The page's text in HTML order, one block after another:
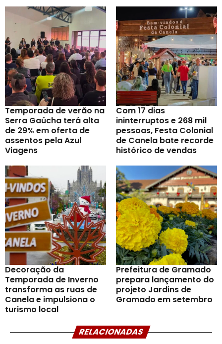
Temporada de verão na
Serra Gaúcha terá alta
de 29% em oferta de
assentos pela Azul
Viagens
Com 17 dias
ininterruptos e 268 mil
pessoas, Festa Colonial
de Canela bate recorde
histórico de vendas
Decoração da
Temporada de Inverno
transforma as ruas de
Canela e impulsiona o
turismo local
Prefeitura de Gramado
prepara lançamento do
projeto Jardins de
Gramado em setembro
RELACIONADAS